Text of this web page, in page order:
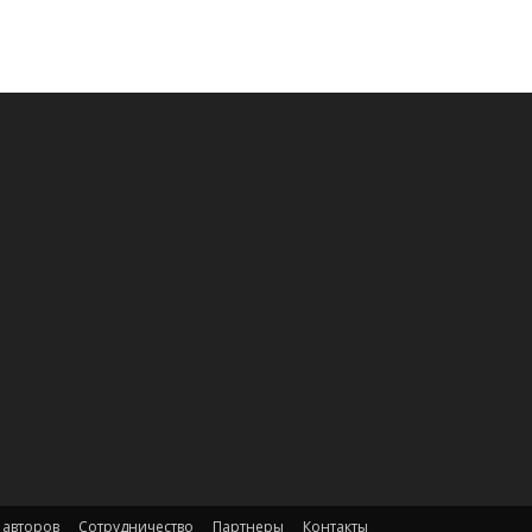
Сотрудничество Партнеры Контакты